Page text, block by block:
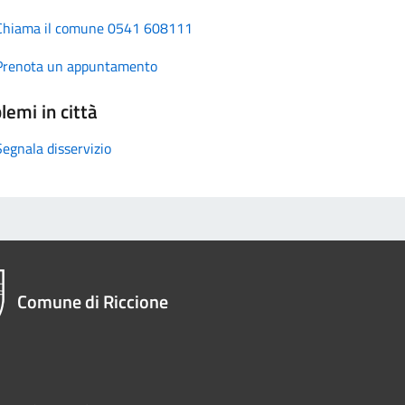
il comune 0541 608111
un appuntamento
in città
disservizio
Comune di Riccione